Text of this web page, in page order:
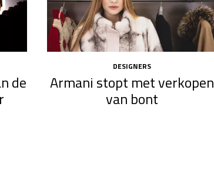
de
DESIGNERS
Armani stopt met verkopen
van bont